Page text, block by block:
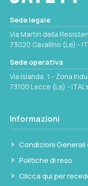
Sede legale
Via Martiri della
73020 Cavallino (Le) -
Sede operativa
Via Islanda, 1 - Zona
73100 Lecce (Le) -
Informazioni
Condizioni Generali
Politiche di reso
Clicca qui per